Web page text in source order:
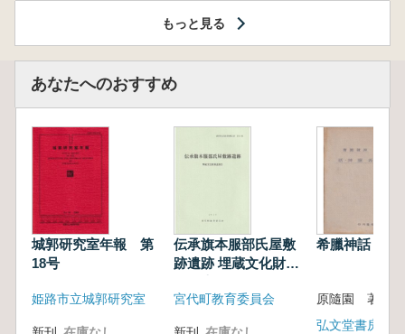
もっと見る
あなたへのおすすめ
城郭研究室年報 第
18号
姫路市立城郭研究室
伝承旗本服部氏屋敷
跡遺跡 埋蔵文化財調
宮代町教育委員会
希臘神話
原隨園 著
弘文堂書房